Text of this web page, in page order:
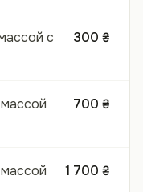
с
300 ₴
700 ₴
1 700 ₴